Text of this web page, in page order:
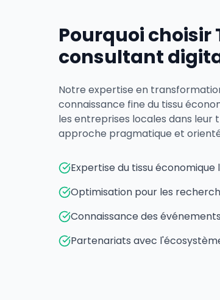
Pourquoi
consultant
Notre expertise en
connaissance fine du tissu
les entreprises locales dans leur
approche pragmatique et
Expertise du tissu économique
Optimisation pour les
Connaissance des
Partenariats avec